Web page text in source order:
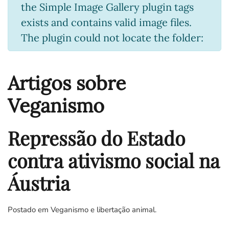
the Simple Image Gallery plugin tags
exists and contains valid image files.
The plugin could not locate the folder:
Artigos sobre
Veganismo
Repressão do Estado
contra ativismo social na
Áustria
Postado em Veganismo e libertação animal.